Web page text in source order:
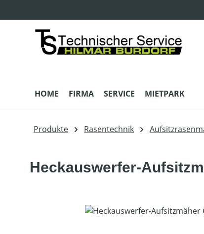
HOME FIRMA SERVICE MIETPARK
Produkte Rasentechnik
Heckauswerfer-
Bildergalerie überspringen